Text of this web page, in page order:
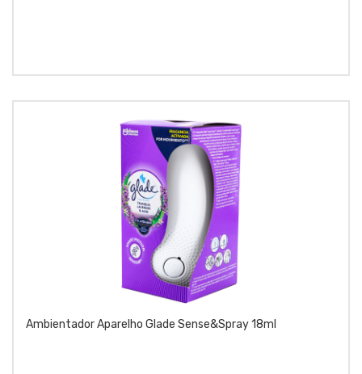
Ambientador Aparelho Glade Sense&spray 18ml